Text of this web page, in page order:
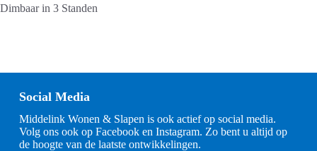
Dimbaar in 3 Standen
Social Media
Middelink Wonen & Slapen is ook actief op social media.
Volg ons ook op Facebook en Instagram. Zo bent u altijd op
de hoogte van de laatste ontwikkelingen.